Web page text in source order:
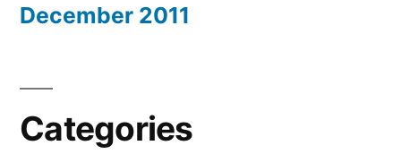
December 2011
Categories